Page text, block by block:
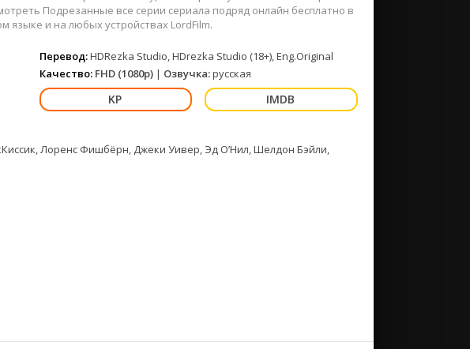
Германия
Корея Южная
Подрезанные все серии сериала подряд онлайн бесплатно в
языке и на любых устройствах LordFilm.
Перевод:HDRezka Studio, HDrezka Studio (18+), Eng.Original
Качество: FHD (1080p)| Озвучка:русская
Лоренс Фишбёрн, Джеки Уивер, Эд О’Нил, Шелдон Бэйли,